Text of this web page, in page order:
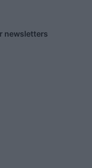
newsletters